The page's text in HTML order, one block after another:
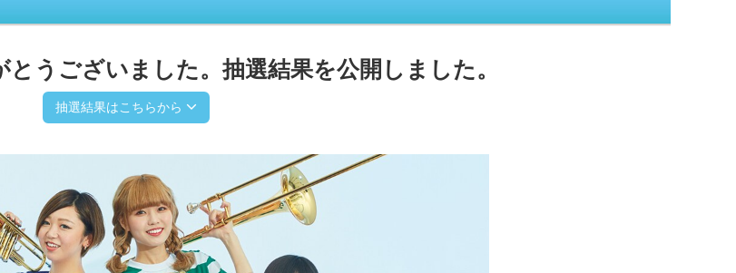
うございました。抽選結果を公開しました。
抽選結果はこちらから